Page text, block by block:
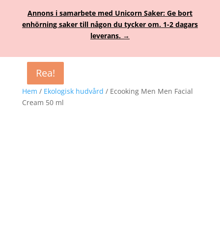
Annons i samarbete med Unicorn Saker: Ge bort
enhörning saker till någon du tycker om. 1-2 dagars
leverans. →
Hem / Ekologisk hudvård / Ecooking Men Men Facial
Cream 50 ml
Rea!
Rea!